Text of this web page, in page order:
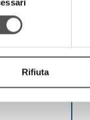
Rifiuta